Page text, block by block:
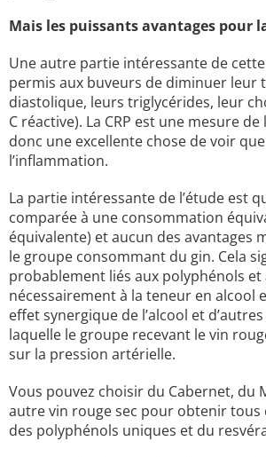
Mais les puissants avantages pour
Une autre partie intéressante de
permis aux buveurs de diminuer
diastolique, leurs triglycérides, leur
C réactive). La CRP est une mesure
donc une excellente chose de voir
l’inflammation.
La partie intéressante de l’étude est
comparée à une consommation
équivalente) et aucun des avantages
le groupe consommant du gin. Cela
probablement liés aux polyphénols
nécessairement à la teneur en alcool
effet synergique de l’alcool et
laquelle le groupe recevant le vin
sur la pression artérielle.
Vous pouvez choisir du Cabernet,
autre vin rouge sec pour obtenir tous
des polyphénols uniques et du